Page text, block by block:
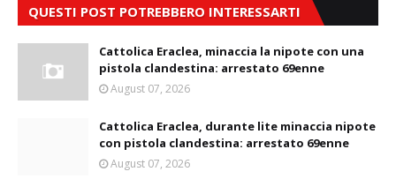
QUESTI POST POTREBBERO INTERESSARTI
Cattolica Eraclea, minaccia la nipote con una
pistola clandestina: arrestato 69enne
August 07, 2026
Cattolica Eraclea, durante lite minaccia nipote
con pistola clandestina: arrestato 69enne
August 07, 2026